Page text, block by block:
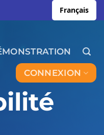
Français
CONNEXION